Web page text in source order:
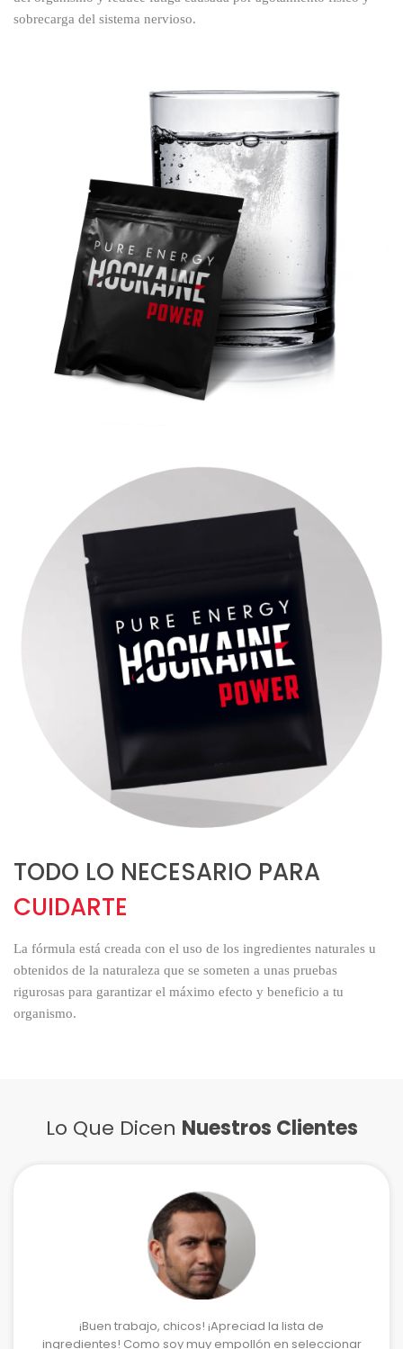
sobrecarga del sistema nervioso.
TODO LO NECESARIO PARA
CUIDARTE
La fórmula está creada con el uso de los ingredientes naturales u
obtenidos de la naturaleza que se someten a unas pruebas
rigurosas para garantizar el máximo efecto y beneficio a tu
organismo.
Lo Que Dicen Nuestros Clientes
¡Buen trabajo, chicos! ¡Apreciad la lista de
ingredientes! Como soy muy empollón en seleccionar